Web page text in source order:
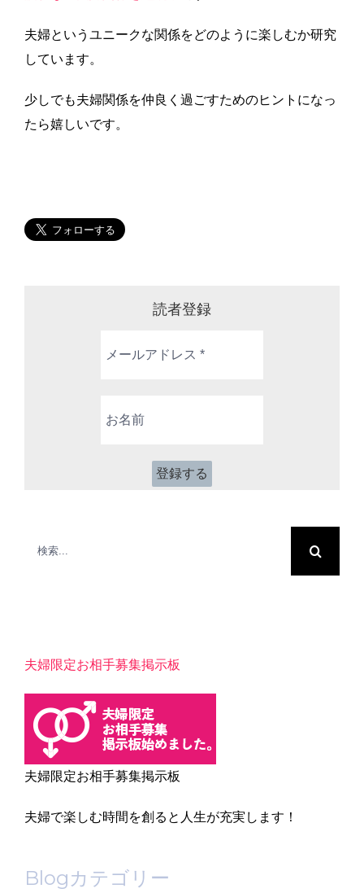
夫婦というユニークな関係をどのように楽しむか研究
しています。
少しでも夫婦関係を仲良く過ごすためのヒントになっ
たら嬉しいです。
読者登録
ー
*
夫婦限定お相手募集掲示板
夫婦限定お相手募集掲示板
夫婦で楽しむ時間を創ると人生が充実します！
Blogカテゴリー